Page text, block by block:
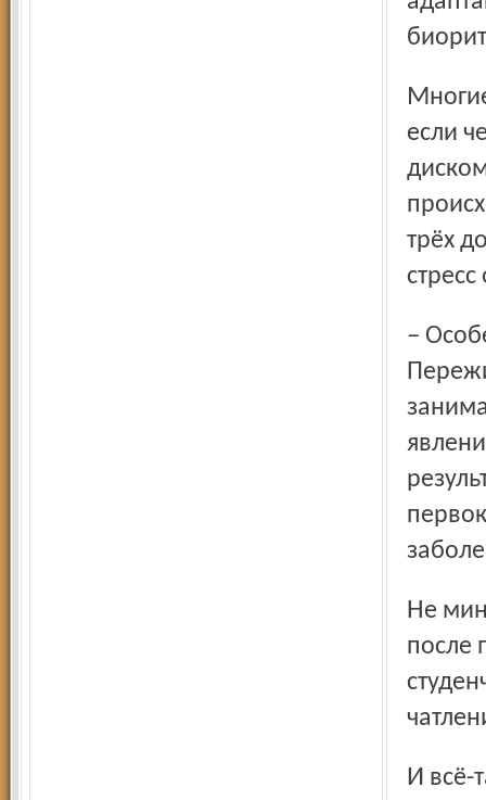
Многие люди легко переносят смену времени. Но даже
если
трёх
– Особенно реагируют дети, – замечает Нина
Не минует чаша психоматики и взрослых. В первые дни
после
И всё-таки дискомфорт при переводе часов теперь